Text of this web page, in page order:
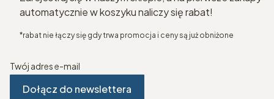
automatycznie w koszyku naliczy się rabat!
*rabat nie łączy się gdy trwa promocja i ceny są już obniżone
Twój adres e-mail
Dołącz do newslettera